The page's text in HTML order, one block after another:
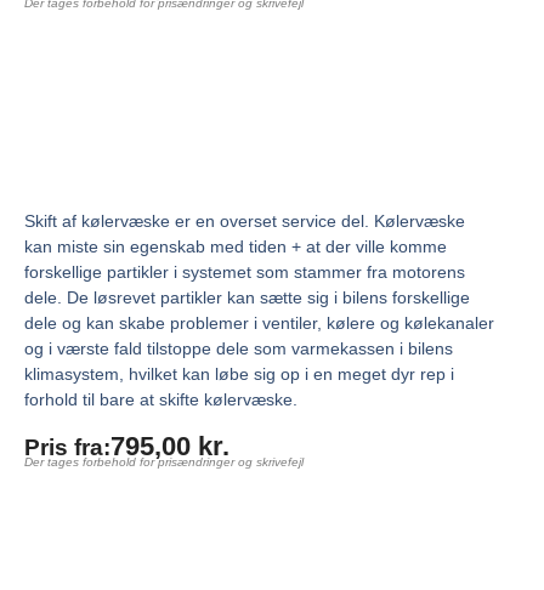
Der tages forbehold for prisændringer og skrivefejl
Skift af kølervæske er en overset service del. Kølervæske
kan miste sin egenskab med tiden + at der ville komme
forskellige partikler i systemet som stammer fra motorens
dele. De løsrevet partikler kan sætte sig i bilens forskellige
dele og kan skabe problemer i ventiler, kølere og kølekanaler
og i værste fald tilstoppe dele som varmekassen i bilens
klimasystem, hvilket kan løbe sig op i en meget dyr rep i
forhold til bare at skifte kølervæske.
Pris fra:795,00 kr.
Der tages forbehold for prisændringer og skrivefejl